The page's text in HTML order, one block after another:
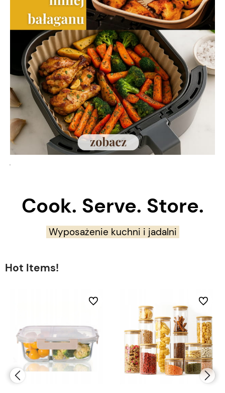
Cook. Serve. Store.
Wyposażenie kuchni i jadalni
Hot Items!
Do ulubionych Do